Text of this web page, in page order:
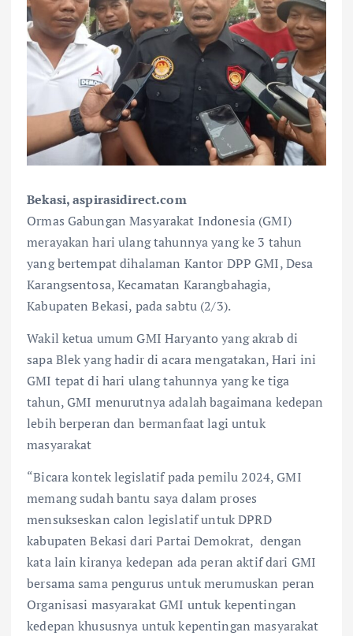
Bekasi, aspirasidirect.com
Ormas Gabungan Masyarakat Indonesia (GMI)
merayakan hari ulang tahunnya yang ke 3 tahun
yang bertempat dihalaman Kantor DPP GMI, Desa
Karangsentosa, Kecamatan Karangbahagia,
Kabupaten Bekasi, pada sabtu (2/3).
Wakil ketua umum GMI Haryanto yang akrab di
sapa Blek yang hadir di acara mengatakan, Hari ini
GMI tepat di hari ulang tahunnya yang ke tiga
tahun, GMI menurutnya adalah bagaimana kedepan
lebih berperan dan bermanfaat lagi untuk
masyarakat
“Bicara kontek legislatif pada pemilu 2024, GMI
memang sudah bantu saya dalam proses
mensukseskan calon legislatif untuk DPRD
kabupaten Bekasi dari Partai Demokrat, dengan
kata lain kiranya kedepan ada peran aktif dari GMI
bersama sama pengurus untuk merumuskan peran
Organisasi masyarakat GMI untuk kepentingan
kedepan khususnya untuk kepentingan masyarakat